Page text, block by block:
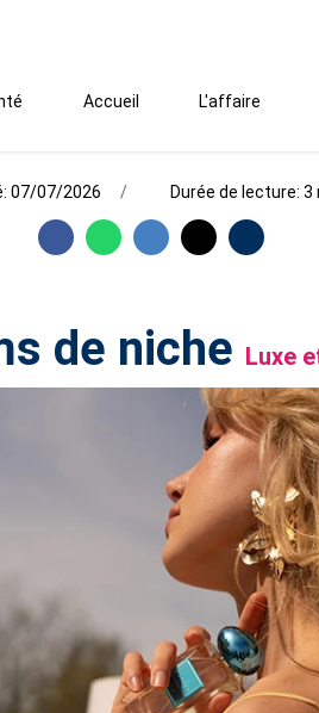
Accueil L'affaire
07/07/2026 Durée de lecture: 3
de niche Luxe